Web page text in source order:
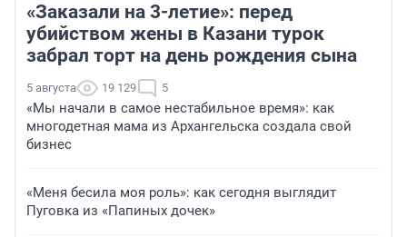
«Заказали на 3-летие»: перед
убийством жены в Казани турок
забрал торт на день рождения сына
5 августа 19 129 5
«Мы начали в самое нестабильное время»: как
многодетная мама из Архангельска создала свой
бизнес
«Меня бесила моя роль»: как сегодня выглядит
Пуговка из «Папиных дочек»